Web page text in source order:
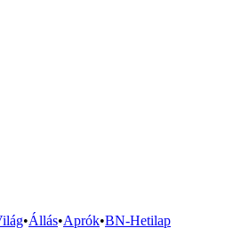
•Állás•Aprók•BN-Hetilap